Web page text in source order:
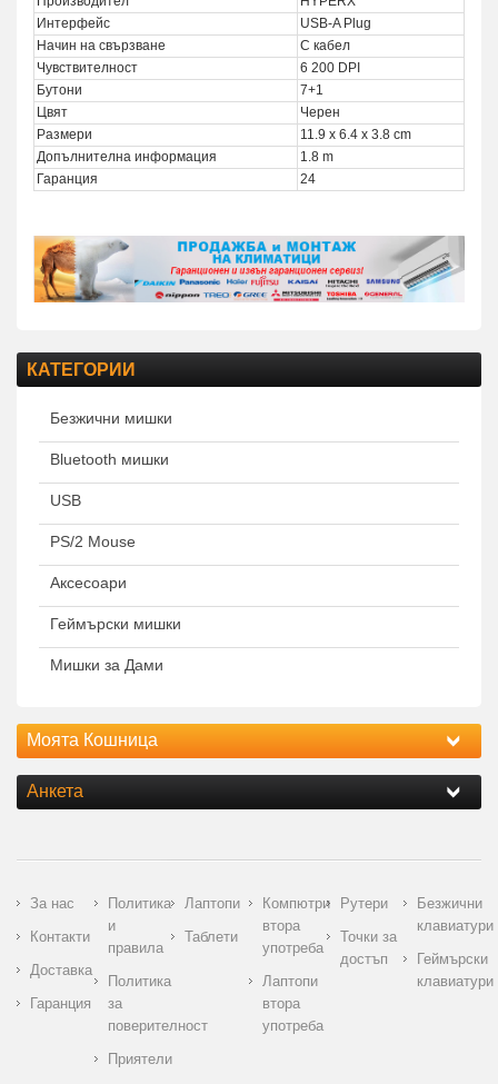
Интерфейс
USB-A Plug
Начин на свързване
С кабел
Чувствителност
6 200 DPI
Бутони
7+1
Цвят
Черен
Размери
11.9 x 6.4 x 3.8 cm
Допълнителна информация
1.8 m
Гаранция
24
КАТЕГОРИИ
Безжични мишки
Bluetooth мишки
USB
PS/2 Mouse
Аксесоари
Геймърски мишки
Мишки за Дами
Моята Кошница
Анкета
За нас
Контакти
Доставка
Гаранция
Политика
и
правила
Политика
за
поверителност
Приятели
Лаптопи
Таблети
Компютри
втора
употреба
Лаптопи
втора
употреба
Рутери
Точки за
достъп
Безжични
клавиатури
Геймърски
клавиатури